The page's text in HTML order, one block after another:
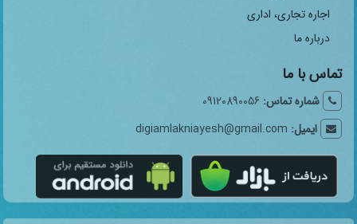
اجاره تجاری، اداری
درباره ما
تماس با ما
شماره تماس: 09120890056
ایمیل: digiamlakniayesh@gmail.com